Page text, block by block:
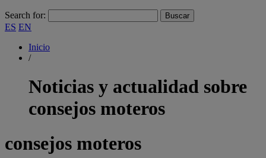
Search for:
ES EN
Inicio
/
Noticias y actualidad sobre
consejos moteros
consejos moteros